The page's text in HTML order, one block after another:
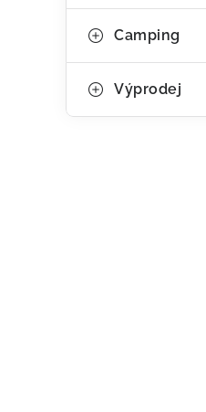
Camping
Výprodej